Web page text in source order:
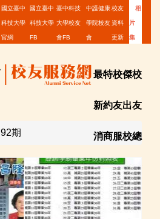
國立臺中
科技大學
官網
國立臺中
科技大學
FB
臺中科技
大學校友
會FB
中護健康
學院校友
會
校友
資料
更新
相
片
集
最
新
消
息
特
約
商
店
校
友
服
務
傑
出
校
友
校
友
總
會
92期